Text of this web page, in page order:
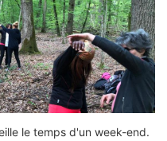
le temps d'un week-end.